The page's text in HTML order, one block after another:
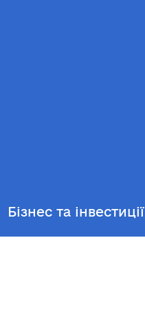
Бізнес та інвестиції